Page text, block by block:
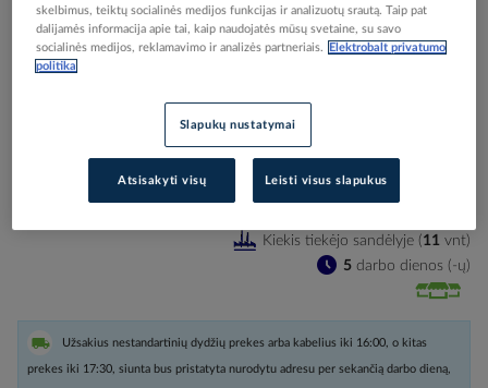
the
images
gallery
Elektrobalt prekės kodas
EAN kodas
3838895423935
Gamintojo prekės kodas
Prisijunkite, norėdami pamatyti kainas
Įtraukti į palyginimą
5 darbo dienos (-ų)
Kiekis tiekėjo sandėlyje (11 vnt)
Užsakius nestandartinių dydžių prekes arba kabelius iki 16:00, o kitas
prekes iki 17:30, siunta bus pristatyta nurodytu adresu per sekančią darbo dieną,
skelbimus, teiktų socialinės medijos funkcijas ir analizuotų srautą. Taip pat
dalijamės informacija apie tai, kaip naudojatės mūsų svetaine, su savo
socialinės medijos, reklamavimo ir analizės partneriais.
Elektrobalt privatumo
politika
Slapukų nustatymai
Atsisakyti visų Leisti visus slapukus